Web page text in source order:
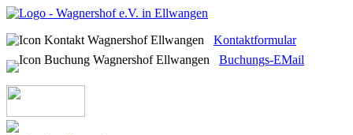
Kontaktformular
Buchungs-EMail